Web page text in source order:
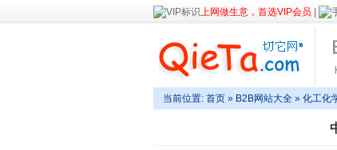
上网做生意，首选VIP会员
当前位置: 首页 » B2B网站大全 » 化工化